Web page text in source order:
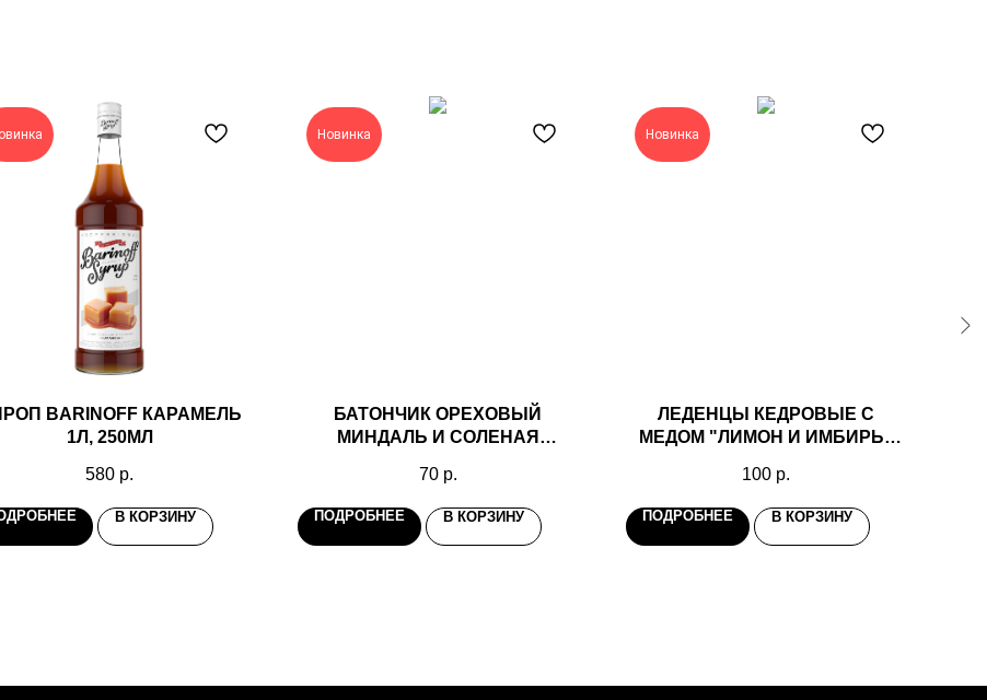
BARINOFF КАРАМЕЛЬ
1Л, 250МЛ
580 р.
В КОРЗИНУ
Новинка
БАТОНЧИК ОРЕХОВЫЙ
МИНДАЛЬ И СОЛЕНАЯ
70 р.
ПОДРОБНЕЕ В КОРЗИНУ
Новинка
ЛЕДЕНЦЫ КЕДРОВЫЕ С
МЕДОМ "ЛИМОН И ИМБИРЬ"
100 р.
ПОДРОБНЕЕ В КОРЗИНУ